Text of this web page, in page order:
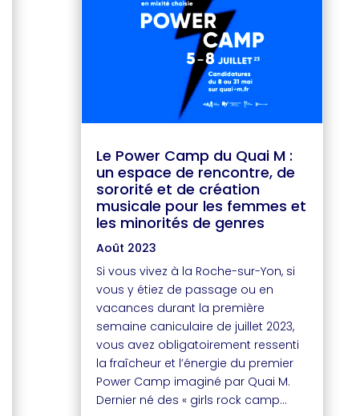
Le Power Camp du Quai M :
un espace de rencontre, de
sororité et de création
musicale pour les femmes et
les minorités de genres
Août 2023
Si vous vivez à la Roche-sur-Yon, si
vous y étiez de passage ou en
vacances durant la première
semaine caniculaire de juillet 2023,
vous avez obligatoirement ressenti
la fraîcheur et l’énergie du premier
Power Camp imaginé par Quai M.
Dernier né des « girls rock camp...